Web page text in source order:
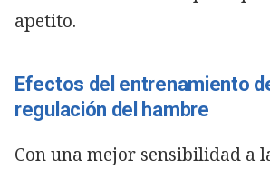
apetito.
Efectos del entrenamiento
regulación del hambre
Con una mejor sensibilidad a